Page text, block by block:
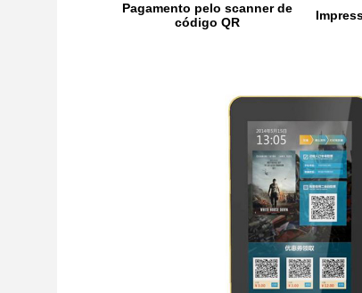
Pagamento pelo scanner de
código QR